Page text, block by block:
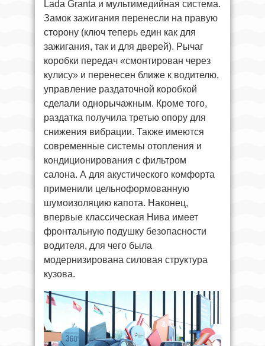
Lada Granta и мультимедийная система.
Замок зажигания перенесли на правую
сторону (ключ теперь един как для
зажигания, так и для дверей). Рычаг
коробки передач «смонтирован через
кулису» и перенесен ближе к водителю,
управление раздаточной коробкой
сделали однорычажным. Кроме того,
раздатка получила третью опору для
снижения вибрации. Также имеются
современные системы отопления и
кондиционирования с фильтром
салона. А для акустического комфорта
применили цельноформованную
шумоизоляцию капота. Наконец,
впервые классическая Нива имеет
фронтальную подушку безопасности
водителя, для чего была
модернизирована силовая структура
кузова.